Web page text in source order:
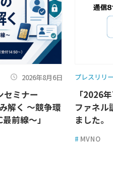
2026年8月6日
セミナー
解く ～競争環
前線～」
プレスリリ
「2026
ファネル
ました。
# MVNO